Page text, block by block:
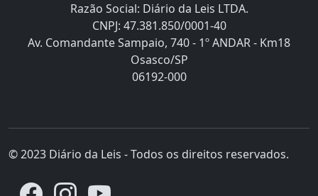
Razão Social: Diário da Leis LTDA.
CNPJ: 47.381.850/0001-40
Av. Comandante Sampaio, 740 - 1º ANDAR - Km18
Osasco/SP
06192-000
© 2023 Diário da Leis - Todos os direitos reservados.